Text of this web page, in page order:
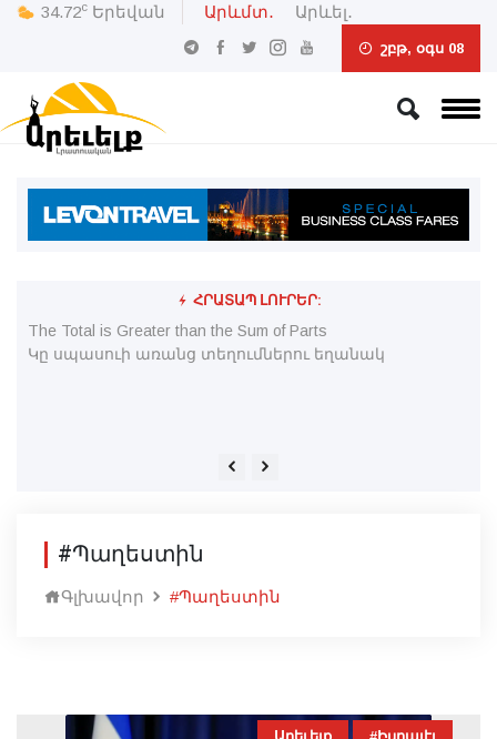
34.72c Երեվան Արևմտ․ Արևել․
շբթ, օգս 08
ՀՐԱՏԱՊ ԼՈՒՐԵՐ:
The Total is Greater than the Sum of Parts
#Պաղեստին
Գլխավոր #Պաղեստին